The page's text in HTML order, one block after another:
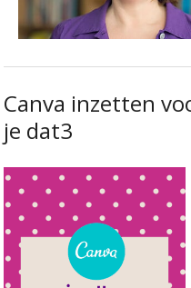
Canva inzetten
je dat3